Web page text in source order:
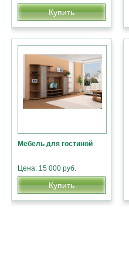
Купить
Мебель для гостиной
Цена: 15 000 руб.
Купить